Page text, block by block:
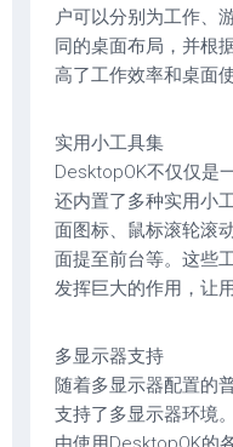
户可以分别为工作、
同的桌面布局，并根
高了工作效率和桌面
‌实用小工具集‌
DesktopOK不仅仅是
还内置了多种实用小
面图标、鼠标滚轮滚
面提至前台等。这些
发挥巨大的作用，让
‌多显示器支持‌
随着多显示器配置的
支持了多显示器环境